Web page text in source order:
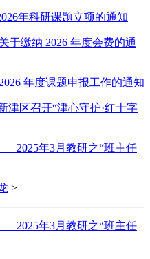
年科研课题立项的通知
于缴纳 2026 年度会费的通
年度课题申报工作的通知
区召开“津心守护·红十字
年3月教研之“班主任
>
年3月教研之“班主任